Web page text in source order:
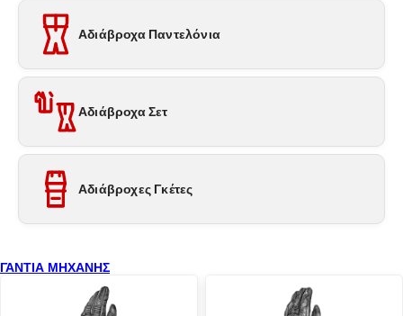
Αδιάβροχα Παντελόνια
Αδιάβροχα Σετ
Αδιάβροχες Γκέτες
ΓΑΝΤΙΑ ΜΗΧΑΝΗΣ